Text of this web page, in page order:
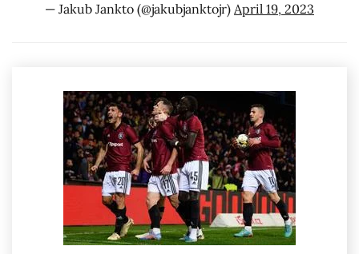
— Jakub Jankto (@jakubjanktojr) April 19, 2023